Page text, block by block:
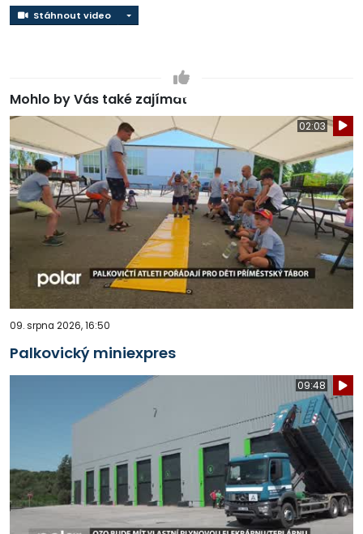
Stáhnout video Stáhnout video
Mohlo by Vás také zajímat
02:03
09. srpna 2026, 16:50
Palkovický miniexpres
09:48